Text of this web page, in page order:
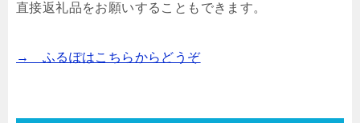
直接返礼品をお願いすることもできます。
→ ふるぽはこちらからどうぞ